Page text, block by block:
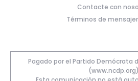
Contacte con
Términos de
Pagado por el Partido Demócrata